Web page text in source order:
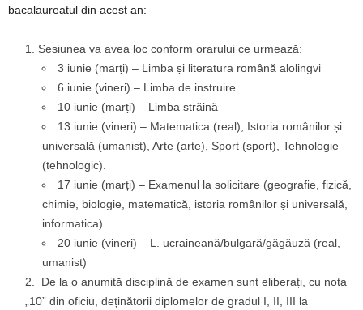
bacalaureatul din acest an:
Sesiunea va avea loc conform orarului ce urmează:
3 iunie (marți) – Limba și literatura română alolingvi
6 iunie (vineri) – Limba de instruire
10 iunie (marți) – Limba străină
13 iunie (vineri) – Matematica (real), Istoria românilor și
universală (umanist), Arte (arte), Sport (sport), Tehnologie
(tehnologic).
17 iunie (marți) – Examenul la solicitare (geografie, fizică,
chimie, biologie, matematică, istoria românilor și universală,
informatica)
20 iunie (vineri) – L. ucraineană/bulgară/găgăuză (real,
umanist)
De la o anumită disciplină de examen sunt eliberați, cu nota
„10” din oficiu, deținătorii diplomelor de gradul I, II, III la